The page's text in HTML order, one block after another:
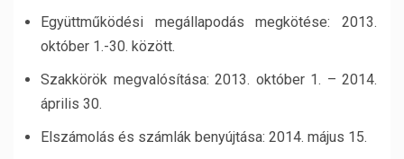
Együttműködési megállapodás megkötése: 2013.
október 1.-30. között.
Szakkörök megvalósítása: 2013. október 1. – 2014.
április 30.
Elszámolás és számlák benyújtása: 2014. május 15.